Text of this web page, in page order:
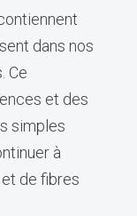
dans nos
Ce
et des
simples
à
de fibres